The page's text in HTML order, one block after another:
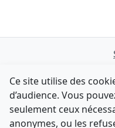
Comment avez-vous
Une courte réponse
Ce site utilise des
d’audience. Vous
seulement ceux
anonymes, ou les